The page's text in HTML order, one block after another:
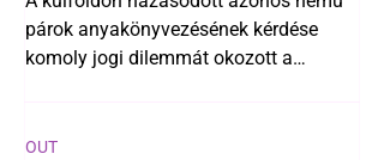
párok anyakönyvezésének kérdése
komoly jogi dilemmát okozott a
egyértelműen tiltja a házasságuk
OUT